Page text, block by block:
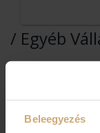
Beleegyezés
/ Egyéb